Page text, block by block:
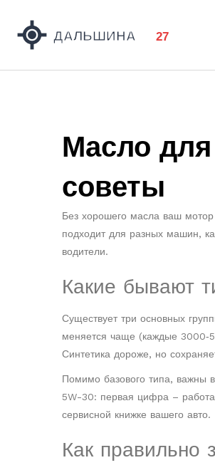
Масло
советы
Без хорошего масла ваш мотор
подходит для разных машин,
водители.
Какие бывают
Существует три основных
меняется чаще (каждые
Синтетика дороже, но
Помимо базового типа, важны
5W-30: первая цифра –
сервисной книжке вашего авто.
Как правильно